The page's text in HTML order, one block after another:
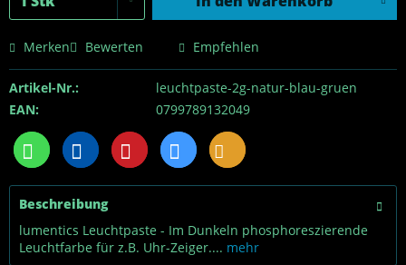
Merken Bewerten Empfehlen
Artikel-Nr.:
leuchtpaste-2g-natur-blau-gruen
EAN:
0799789132049
Beschreibung
lumentics Leuchtpaste - Im Dunkeln phosphoreszierende
Leuchtfarbe für z.B. Uhr-Zeiger.... mehr